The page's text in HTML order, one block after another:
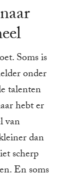
Soms is
onder
talenten
hebt er
van
dan
scherp
En soms